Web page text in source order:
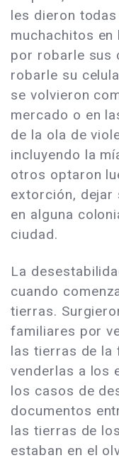
les dieron todas
muchachitos en
por robarle sus
robarle su
se volvieron
mercado o en
de la ola de
incluyendo la
otros optaron
extorción, dejar
en alguna
ciudad.
La
cuando
tierras.
familiares por
las tierras de la
venderlas a los
los casos de
documentos
las tierras de
estaban en el